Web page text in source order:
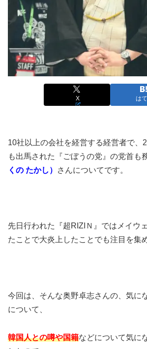
X は
10社以上の会社を経営する経営者で、
も出馬された『ごぼうの党』の党首も
くの たかし）
さんについてです。
先日行われた『超RIZIＮ』ではメイウ
たことで大炎上したことでも注目を集
今回は、そんな奥野卓志さんの、気に
について、
韓国人との噂や国籍などについて気に